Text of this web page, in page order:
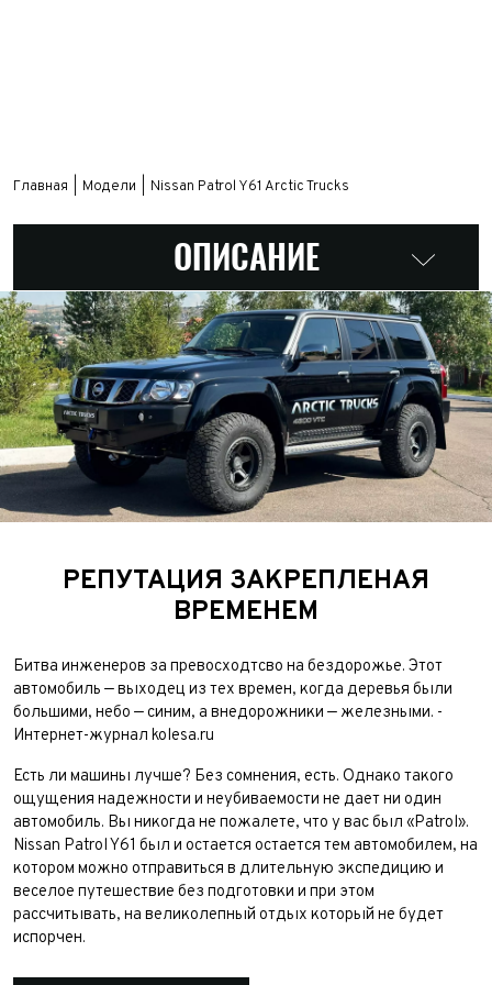
Главная Модели Nissan Patrol Y61 Arctic Trucks
ОПИСАНИЕ
РЕПУТАЦИЯ ЗАКРЕПЛЕНАЯ
ВРЕМЕНЕМ
Битва инженеров за превосходтсво на бездорожье. Этот
автомобиль — выходец из тех времен, когда деревья были
большими, небо — синим, а внедорожники — железными. -
Интернет-журнал kolesa.ru
Есть ли машины лучше? Без сомнения, есть. Однако такого
ощущения надежности и неубиваемости не дает ни один
автомобиль. Вы никогда не пожалете, что у вас был «Patrol».
Nissan Patrol Y61 был и остается остается тем автомобилем, на
котором можно отправиться в длительную экспедицию и
веселое путешествие без подготовки и при этом
рассчитывать, на великолепный отдых который не будет
испорчен.
Обратная связь
Имя*
Выкуп авто
ФИО* Заявка на оценку